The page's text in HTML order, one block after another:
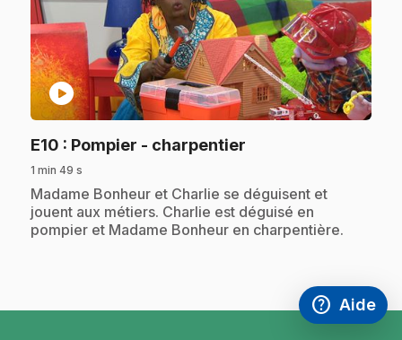
play_circle
E10 : Pompier - charpentier
1 min 49 s
.Madame Bonheur et Charlie se déguisent et
jouent aux métiers. Charlie est déguisé en
pompier et Madame Bonheur en charpentière.
help
Accéder à
Aide
,Ce lien